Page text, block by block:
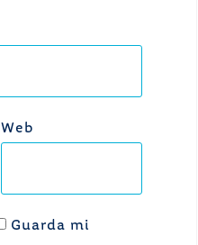
Web
Guarda mi